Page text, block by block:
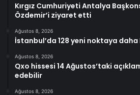
Kırgız Cumhuriyeti Antalya
Özdemir’i ziyaret etti
Ağustos 8, 2026
İstanbul’da 128 yeni noktaya daha
Ağustos 8, 2026
Qxo hissesi 14 Ağustos’taki
edebilir
Ağustos 8, 2026